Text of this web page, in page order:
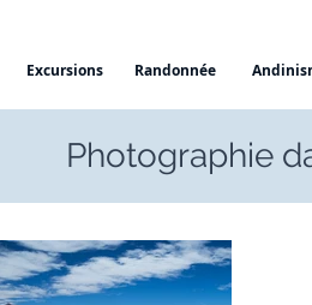
Randonnée
Photographie
Excursions